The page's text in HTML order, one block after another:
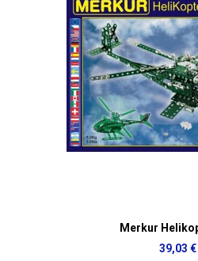
Merkur
39,03 €